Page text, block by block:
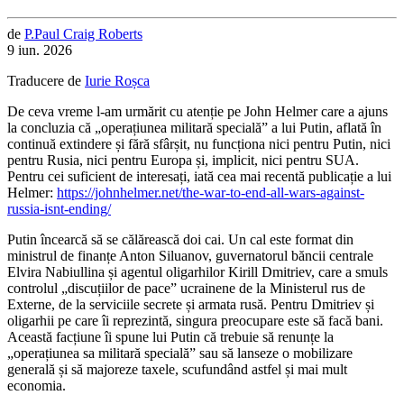
de P.Paul Craig Roberts
9 iun. 2026
Traducere de Iurie Roșca
De ceva vreme l-am urmărit cu atenție pe John Helmer care a ajuns
la concluzia că „operațiunea militară specială” a lui Putin, aflată în
continuă extindere și fără sfârșit, nu funcționa nici pentru Putin, nici
pentru Rusia, nici pentru Europa și, implicit, nici pentru SUA.
Pentru cei suficient de interesați, iată cea mai recentă publicație a lui
Helmer: https://johnhelmer.net/the-war-to-end-all-wars-against-
russia-isnt-ending/
Putin încearcă să se călărească doi cai. Un cal este format din
ministrul de finanțe Anton Siluanov, guvernatorul băncii centrale
Elvira Nabiullina și agentul oligarhilor Kirill Dmitriev, care a smuls
controlul „discuțiilor de pace” ucrainene de la Ministerul rus de
Externe, de la serviciile secrete și armata rusă. Pentru Dmitriev și
oligarhii pe care îi reprezintă, singura preocupare este să facă bani.
Această facțiune îi spune lui Putin că trebuie să renunțe la
„operațiunea sa militară specială” sau să lanseze o mobilizare
generală și să majoreze taxele, scufundând astfel și mai mult
economia.